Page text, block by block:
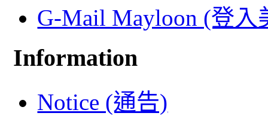
G-Mail Mayloon (登入
Information
Notice (通告)